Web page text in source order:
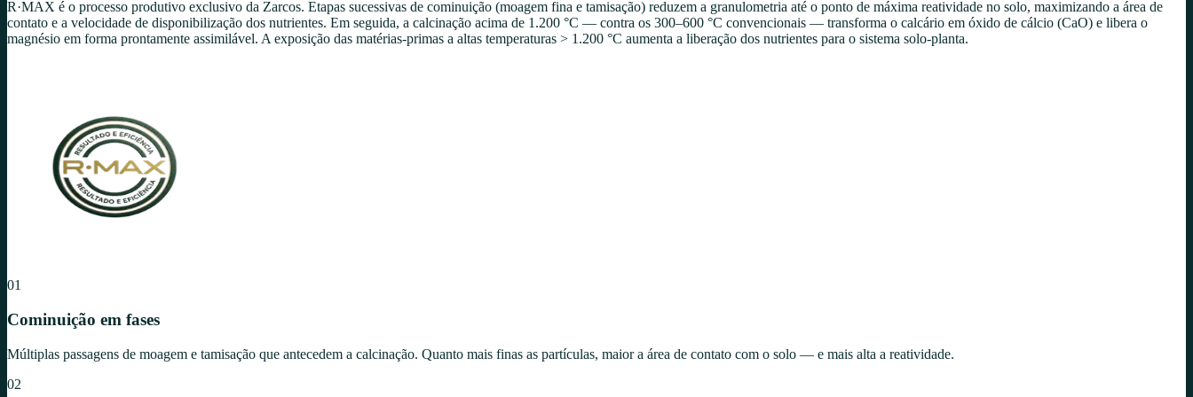
R·MAX é o processo produtivo exclusivo da Zarcos. Etapas sucessivas de cominuição (moagem fina e tamisação) reduzem a granulometria até o ponto de máxima reatividade no solo, maximizando a área de
contato e a velocidade de disponibilização dos nutrientes. Em seguida, a calcinação acima de 1.200 °C — contra os 300–600 °C convencionais — transforma o calcário em óxido de cálcio (CaO) e libera o
magnésio em forma prontamente assimilável. A exposição das matérias-primas a altas temperaturas > 1.200 °C aumenta a liberação dos nutrientes para o sistema solo-planta.
01
Cominuição em fases
Múltiplas passagens de moagem e tamisação que antecedem a calcinação. Quanto mais finas as partículas, maior a área de contato com o solo — e mais alta a reatividade.
02